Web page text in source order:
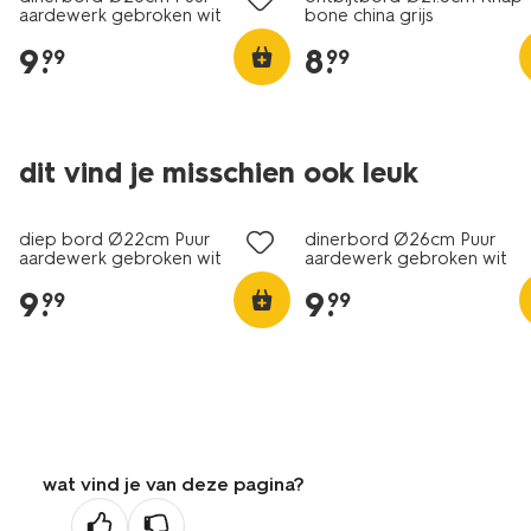
aardewerk gebroken wit
9.
99
bone china grijs
8.
99
dit vind je misschien ook leuk
2+1 gratis
diep bord Ø22cm Puur
aardewerk gebroken wit
9.
99
2+1 gratis
dinerbord Ø26cm Puur
aardewerk gebroken wit
9.
99
wat vind je van deze pagina?